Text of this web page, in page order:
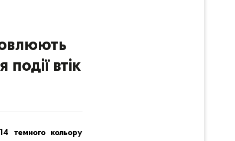
втік
темного кольору